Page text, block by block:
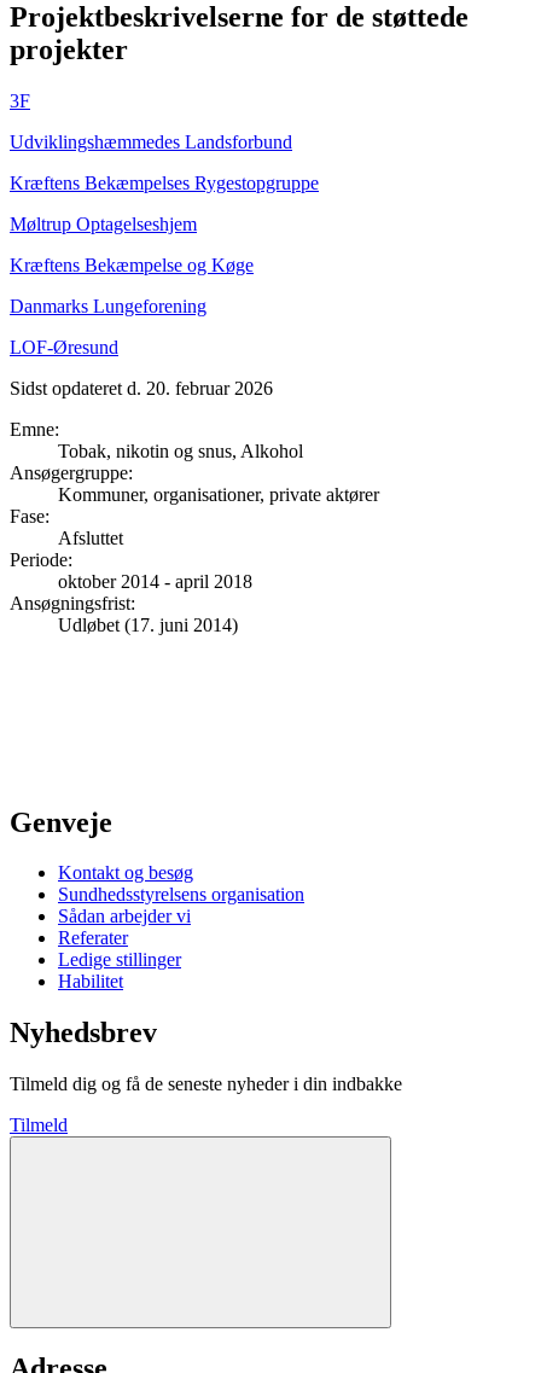
Projektbeskrivelserne for de støttede
projekter
3F
Udviklingshæmmedes Landsforbund
Kræftens Bekæmpelses Rygestopgruppe
Møltrup Optagelseshjem
Kræftens Bekæmpelse og Køge
Danmarks Lungeforening
LOF-Øresund
Sidst opdateret d. 20. februar 2026
Emne:
Tobak, nikotin og snus, Alkohol
Ansøgergruppe:
Kommuner, organisationer, private aktører
Fase:
Afsluttet
Periode:
oktober 2014 - april 2018
Ansøgningsfrist:
Udløbet (17. juni 2014)
Genveje
Kontakt og besøg
Sundhedsstyrelsens organisation
Sådan arbejder vi
Referater
Ledige stillinger
Habilitet
Nyhedsbrev
Tilmeld dig og få de seneste nyheder i din indbakke
Tilmeld